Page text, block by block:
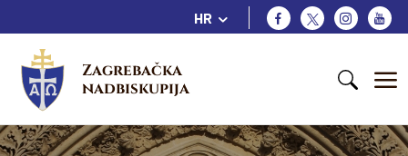
HR
Zagrebačka
nadbiskupija